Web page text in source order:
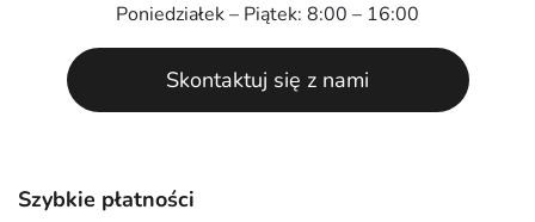
Szybkie płatności
Poniedziałek – Piątek: 8:00 – 16:00
Skontaktuj się z nami